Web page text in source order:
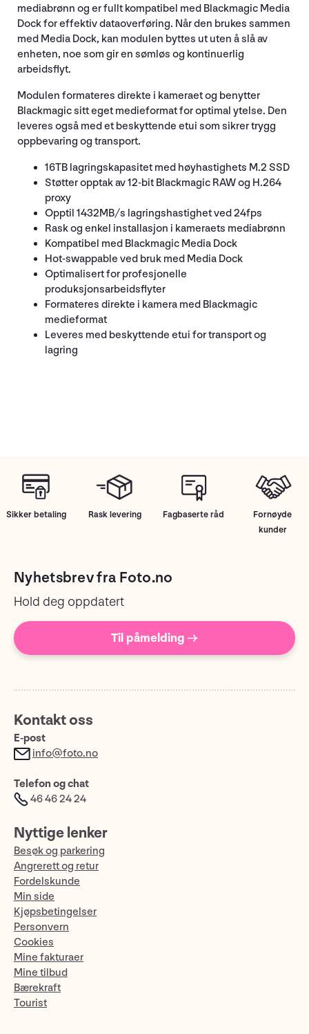
mediabrønn og er fullt kompatibel med Blackmagic Media
Dock for effektiv dataoverføring. Når den brukes sammen
med Media Dock, kan modulen byttes ut uten å slå av
enheten, noe som gir en sømløs og kontinuerlig
arbeidsflyt.
Modulen formateres direkte i kameraet og benytter
Blackmagic sitt eget medieformat for optimal ytelse. Den
leveres også med et beskyttende etui som sikrer trygg
oppbevaring og transport.
16TB lagringskapasitet med høyhastighets M.2 SSD
Støtter opptak av 12-bit Blackmagic RAW og H.264
proxy
Opptil 1432MB/s lagringshastighet ved 24fps
Rask og enkel installasjon i kameraets mediabrønn
Kompatibel med Blackmagic Media Dock
Hot-swappable ved bruk med Media Dock
Optimalisert for profesjonelle
produksjonsarbeidsflyter
Formateres direkte i kamera med Blackmagic
medieformat
Leveres med beskyttende etui for transport og
lagring
Sikker betaling Rask levering Fagbaserte råd
Fornøyde
kunder
Nyhetsbrev fra Foto.no
Hold deg oppdatert
Til påmelding →
Kontakt oss
E-post
info@foto.no
Telefon og chat
46 46 24 24
Nyttige lenker
Besøk og parkering
Angrerett og retur
Fordelskunde
Min side
Kjøpsbetingelser
Personvern
Cookies
Mine fakturaer
Mine tilbud
Bærekraft
Tourist